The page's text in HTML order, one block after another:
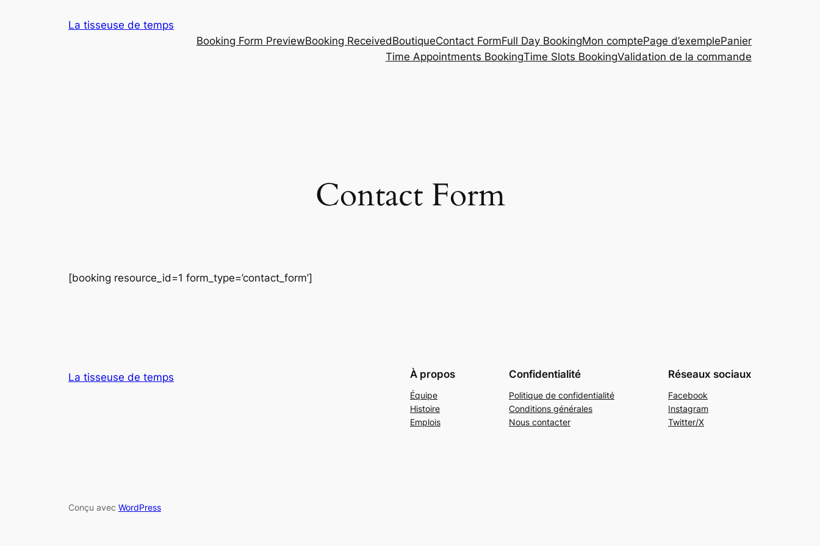
La tisseuse de temps
Booking Form PreviewBooking ReceivedBoutiqueContact FormFull Day BookingMon comptePage d’exemplePanier
Time Appointments BookingTime Slots BookingValidation de la commande
Contact Form
[booking resource_id=1 form_type=’contact_form’]
La tisseuse de temps À propos
Équipe
Histoire
Emplois
Confidentialité
Politique de confidentialité
Conditions générales
Nous contacter
Réseaux sociaux
Facebook
Instagram
Twitter/X
Conçu avec WordPress